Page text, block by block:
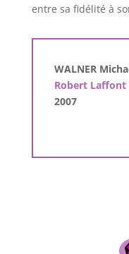
entre sa fidélité à
WALNER
Robert Laffont
2007